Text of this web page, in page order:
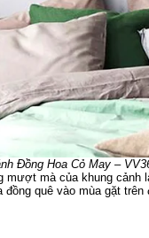
Đồng Hoa Cỏ May –
mà của khung cảnh
quê vào mùa gặt trên